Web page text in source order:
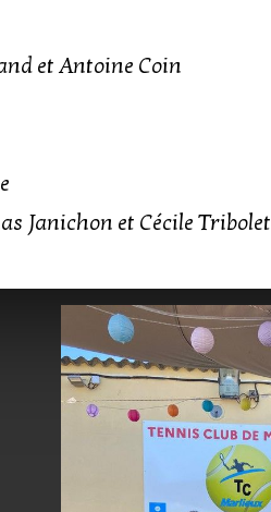
et Antoine Coin
Janichon et Cécile Tribolet